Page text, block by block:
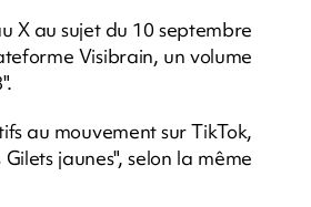
X au sujet du 10 septembre
Visibrain, un volume
au mouvement sur TikTok,
jaunes", selon la même